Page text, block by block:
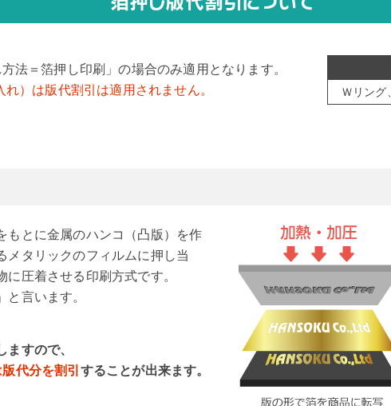
法＝箔押し印刷」の場合のみ適用となります。
）は版代割引は適用されません。
Ｗリング
もとに金属のハンコ（凸版）を作
メタリックのフィルムに押し当
圧着させる印刷方式です。
と言います。
ますので、
代分を割引 することが出来ます。